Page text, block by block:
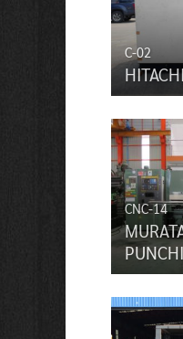
C-02
CNC-14